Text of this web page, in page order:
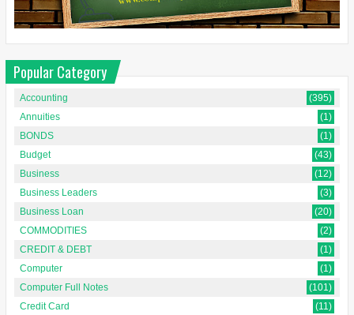
Popular Category
Accounting
(395)
Annuities
(1)
BONDS
(1)
Budget
(43)
Business
(12)
Business Leaders
(3)
Business Loan
(20)
COMMODITIES
(2)
CREDIT & DEBT
(1)
Computer
(1)
Computer Full Notes
(101)
Credit Card
(11)